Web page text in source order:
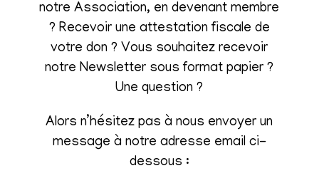
notre Association, en devenant membre
? Recevoir une attestation fiscale de
votre don ? Vous souhaitez recevoir
notre Newsletter sous format papier ?
Une question ?
Alors n’hésitez pas à nous envoyer un
message à notre adresse email ci-
dessous :